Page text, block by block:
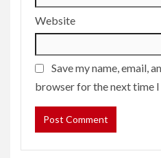
Website
Save my name, email,
browser for the next time